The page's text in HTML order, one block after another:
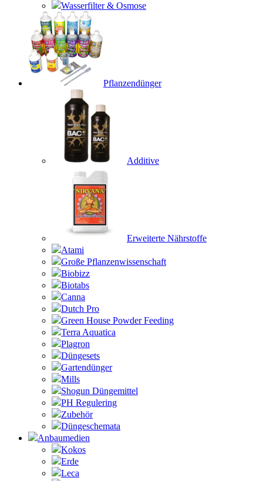
Wasserfilter & Osmose
Pflanzendünger
Additive
Erweiterte Nährstoffe
Atami
Große Pflanzenwissenschaft
Biobizz
Biotabs
Canna
Dutch Pro
Green House Powder Feeding
Terra Aquatica
Plagron
Düngesets
Gartendünger
Mills
Shogun Düngemittel
PH Regulering
Zubehör
Düngeschemata
Anbaumedien
Kokos
Erde
Leca